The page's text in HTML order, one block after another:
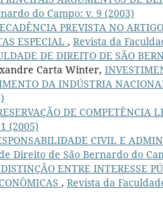
do Campo: v. 9 (2003)
PREVISTA NO
ESPECIAL , Revista da
DE DIREITO DE SÃO
Carta Winter,
DA INDÚSTRIA
DE COMPETÊNCIA
(2005)
CIVIL E
Direito de São Bernardo do
ENTRE INTERESSE
, Revista da